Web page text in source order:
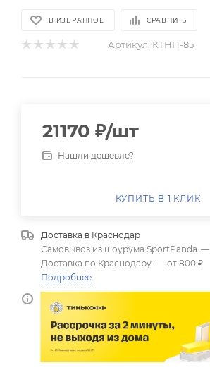
В ИЗБРАННОЕ СРАВНИТЬ
Артикул: КТНП-85
21170 ₽/шт
Нашли дешевле?
КУПИТЬ В 1 КЛИК
Доставка в Краснодар
Самовывоз из шоурума SportPanda —
Доставка по Краснодару — от 800 ₽
Подробнее